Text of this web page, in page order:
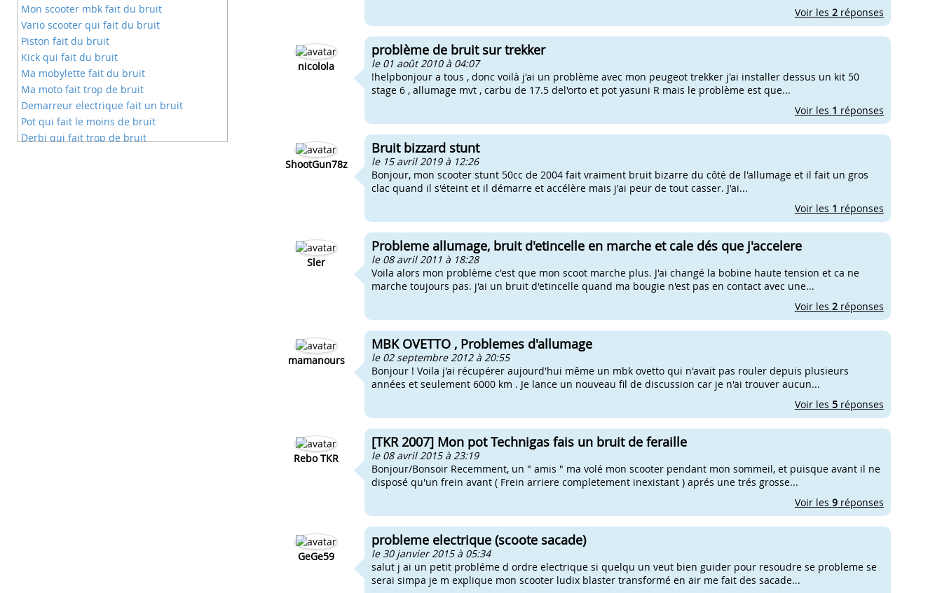
Mon scooter mbk fait du bruit
Vario scooter qui fait du bruit
Piston fait du bruit
Kick qui fait du bruit
Ma mobylette fait du bruit
Ma moto fait trop de bruit
Demarreur electrique fait un bruit
Pot qui fait le moins de bruit
Derbi qui fait trop de bruit
Voir les 2réponses
nicolola
problème de bruit sur trekker
le 01 août 2010 à 04:07
!helpbonjour a tous , donc voilà j'ai un problème avec mon peugeot trekker j'ai installer dessus un kit 50
stage 6 , allumage mvt , carbu de 17.5 del'orto et pot yasuni R mais le problème est que...
Voir les 1 réponses
ShootGun78z
Bruit bizzard stunt
le 15 avril 2019 à 12:26
Bonjour, mon scooter stunt 50cc de 2004 fait vraiment bruit bizarre du côté de l'allumage et il fait un gros
clac quand il s'éteint et il démarre et accélère mais j'ai peur de tout casser. J'ai...
Voir les 1 réponses
Sler
Probleme allumage, bruit d'etincelle en marche et cale dés que j'accelere
le 08 avril 2011 à 18:28
Voila alors mon problème c'est que mon scoot marche plus. J'ai changé la bobine haute tension et ca ne
marche toujours pas. j'ai un bruit d'etincelle quand ma bougie n'est pas en contact avec une...
Voir les 2réponses
mamanours
MBK OVETTO , Problemes d'allumage
le 02 septembre 2012 à 20:55
Bonjour ! Voila j'ai récupérer aujourd'hui même un mbk ovetto qui n'avait pas rouler depuis plusieurs
années et seulement 6000 km . Je lance un nouveau fil de discussion car je n'ai trouver aucun...
Voir les 5réponses
Rebo TKR
[TKR 2007] Mon pot Technigas fais un bruit de feraille
le 08 avril 2015 à 23:19
Bonjour/Bonsoir Recemment, un " amis " ma volé mon scooter pendant mon sommeil, et puisque avant il ne
disposé qu'un frein avant ( Frein arriere completement inexistant ) aprés une trés grosse...
Voir les 9réponses
GeGe59
probleme electrique (scoote sacade)
le 30 janvier 2015 à 05:34
salut j ai un petit probléme d ordre electrique si quelqu un veut bien guider pour resoudre se probleme se
serai simpa je m explique mon scooter ludix blaster transformé en air me fait des sacade...